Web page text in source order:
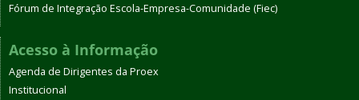
Fórum de Integração Escola-Empresa-Comunidade (Fiec)
Acesso à Informação
Agenda de Dirigentes da Proex
Institucional